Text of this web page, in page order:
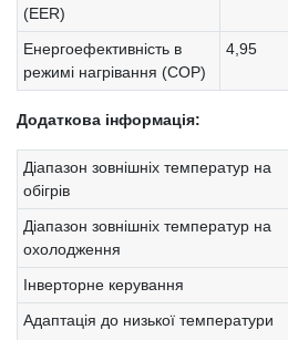
(EER)
Енергоефективність в
режимі нагрівання (COP)
4,95
Додаткова інформація:
Діапазон зовнішніх температур на
обігрів
Діапазон зовнішніх температур на
охолодження
Інверторне керування
Адаптація до низької температури